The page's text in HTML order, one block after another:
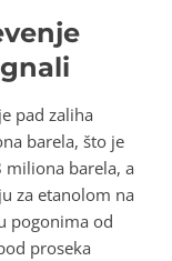
pad zaliha
barela, što je
miliona barela, a
za etanolom na
pogonima od
proseka